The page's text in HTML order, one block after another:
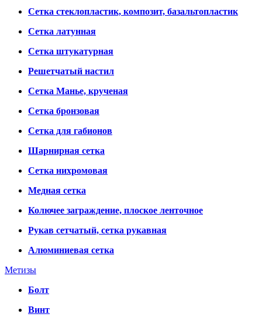
Сетка стеклопластик, композит, базальтопластик
Сетка латунная
Сетка штукатурная
Решетчатый настил
Сетка Манье, крученая
Сетка бронзовая
Сетка для габионов
Шарнирная сетка
Сетка нихромовая
Медная сетка
Колючее заграждение, плоское ленточное
Рукав сетчатый, сетка рукавная
Алюминиевая сетка
Метизы
Болт
Винт